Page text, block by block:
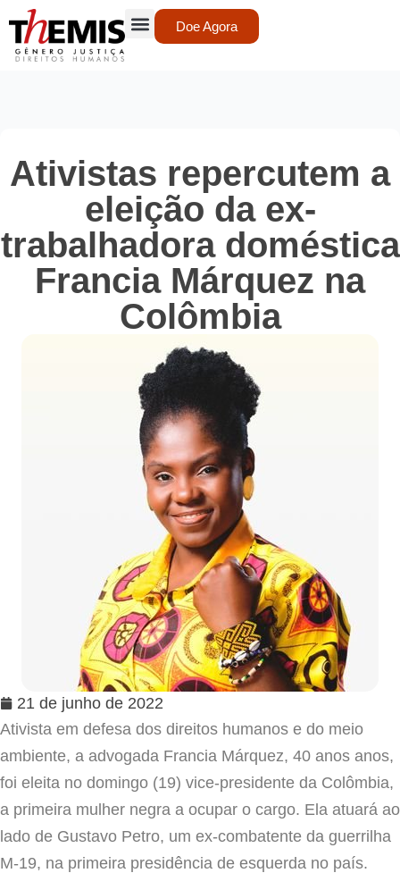
Doe Agora
Ativistas repercutem a
eleição da ex-
trabalhadora doméstica
Francia Márquez na
Colômbia
21 de junho de 2022
Ativista em defesa dos direitos humanos e do meio
ambiente, a advogada Francia Márquez, 40 anos anos,
foi eleita no domingo (19) vice-presidente da Colômbia,
a primeira mulher negra a ocupar o cargo. Ela atuará ao
lado de Gustavo Petro, um ex-combatente da guerrilha
M-19, na primeira presidência de esquerda no país.